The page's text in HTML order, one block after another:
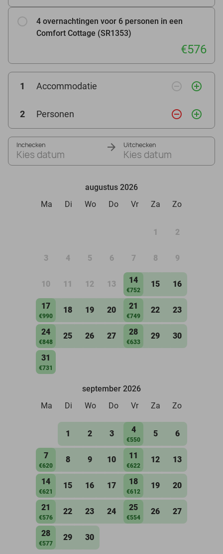
4 overnachtingen voor 6 personen in een
Comfort Cottage (SR1353)
€576
1 Accommodatie remove_circle_outline add_circle_outline
2 Personen remove_circle_outline add_circle_outline
Inchecken
Kies datum
Uitchecken
Kies datum
augustus 2026
Ma
Di Wo Do Vr Za Zo
1 2
3 4 5 6 7 8 9
10 11 12 13 14
€752
15 16
17
€990
18 19 20 21
€749
22 23
24
€848
25 26 27 28
€633
29 30
31
€731
september 2026
Ma
Di Wo Do Vr Za Zo
1 2 3 4
€550
5 6
7
€620
8 9 10 11
€622
12 13
14
€621
15 16 17 18
€612
19 20
21
€576
22 23 24 25
€554
26 27
28
€577
29 30